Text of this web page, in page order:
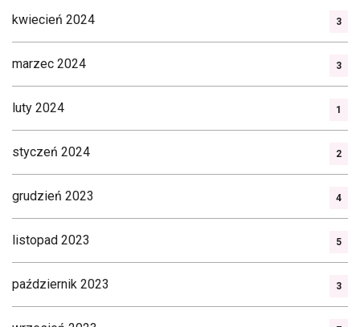
kwiecień 2024 3
marzec 2024 3
luty 2024 1
styczeń 2024 2
grudzień 2023 4
listopad 2023 5
październik 2023 3